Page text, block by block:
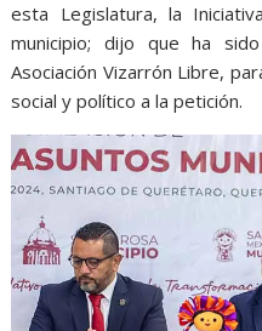
esta Legislatura, la
municipio; dijo que ha
Asociación Vizarrón Libre,
social y político a la petición.